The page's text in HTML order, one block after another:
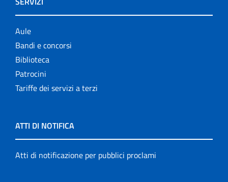
Aule
Bandi e concorsi
Biblioteca
Patrocini
Tariffe dei servizi a terzi
ATTI DI NOTIFICA
Atti di notificazione per pubblici proclami